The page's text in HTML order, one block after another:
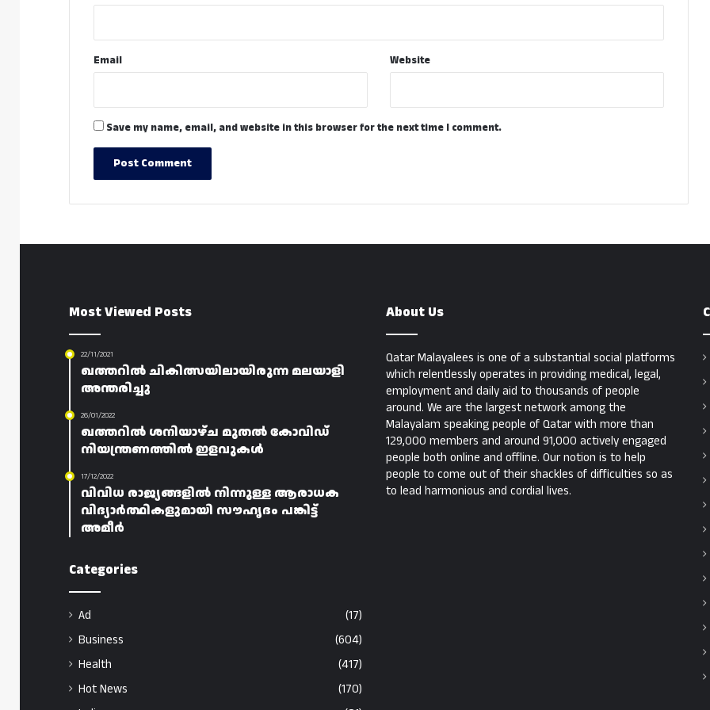
Email Website
Save my name, email, and website in this browser for the next time I comment.
Most Viewed Posts
22/11/2021
ഖത്തറിൽ ചികിത്സയിലായിരുന്ന മലയാളി
അന്തരിച്ചു
26/01/2022
ഖത്തറിൽ ശനിയാഴ്ച മുതൽ കോവിഡ്
നിയന്ത്രണത്തിൽ ഇളവുകൾ
17/12/2022
വിവിധ രാജ്യങ്ങളിൽ നിന്നുള്ള ആരാധക
വിദ്യാർത്ഥികളുമായി സൗഹൃദം പങ്കിട്ട്
അമീർ
Categories
Ad
(17)
Business
(604)
Health
(417)
Hot News
(170)
About Us
Qatar Malayalees is one of a substantial social platforms
which relentlessly operates in providing medical, legal,
employment and daily aid to thousands of people
around. We are the largest network among the
Malayalam speaking people of Qatar with more than
129,000 members and around 91,000 actively engaged
people both online and offline. Our notion is to help
people to come out of their shackles of difficulties so as
to lead harmonious and cordial lives.